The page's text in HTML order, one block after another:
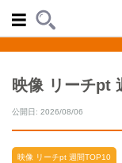
映像 リーチpt
公開日: 2026/08/06
映像 リーチpt 週間TOP10